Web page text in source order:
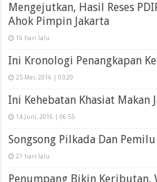
Mengejutkan, Hasil Reses
Ahok Pimpin Jakarta
16 hari lalu
Ini Kronologi Penangkapan
25 Mei, 2016 | 03:20
Ini Kehebatan Khasiat Makan
14 Juni, 2016 | 06:55
Songsong Pilkada Dan
21 hari lalu
Penumpang Bikin Keributan,